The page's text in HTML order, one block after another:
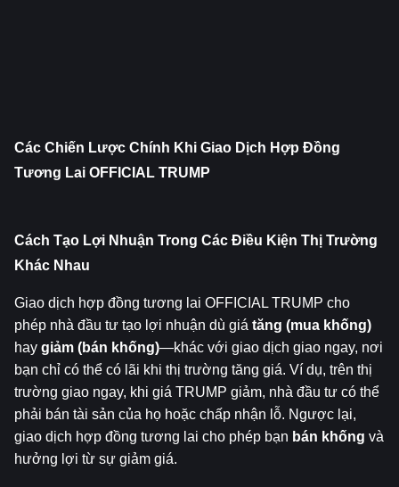
Các Chiến Lược Chính Khi Giao Dịch Hợp Đồng
Tương Lai OFFICIAL TRUMP
Cách Tạo Lợi Nhuận Trong Các Điều Kiện Thị Trường
Khác Nhau
Giao dịch hợp đồng tương lai OFFICIAL TRUMP cho
phép nhà đầu tư tạo lợi nhuận dù giá tăng (mua khống)
hay giảm (bán khống)—khác với giao dịch giao ngay, nơi
bạn chỉ có thể có lãi khi thị trường tăng giá. Ví dụ, trên thị
trường giao ngay, khi giá TRUMP giảm, nhà đầu tư có thể
phải bán tài sản của họ hoặc chấp nhận lỗ. Ngược lại,
giao dịch hợp đồng tương lai cho phép bạn bán khống và
hưởng lợi từ sự giảm giá.